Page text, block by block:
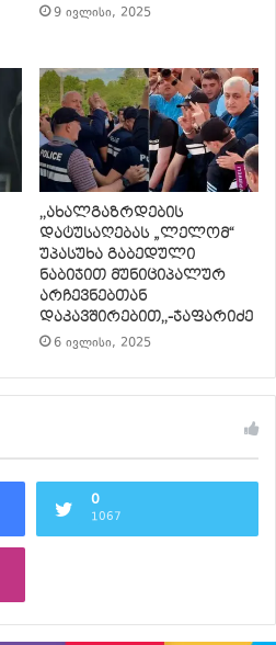
9 ივლისი, 2025
,,ახალგაზრდების
დატუსაღებას „ლელომ“
უპასუხა გაბედული
ნაბიჯით მუნიციპალურ
არჩევნებთან
დაკავშირებით,,-ჯაფარიძე
6 ივლისი, 2025
0
1067